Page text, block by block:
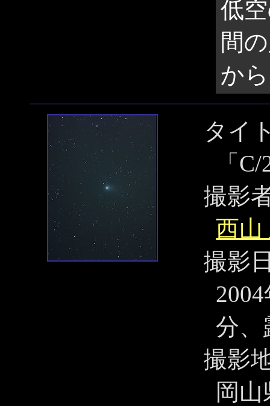
低
間
か
タイ
「
撮影
西山
撮影
分、
撮影
岡